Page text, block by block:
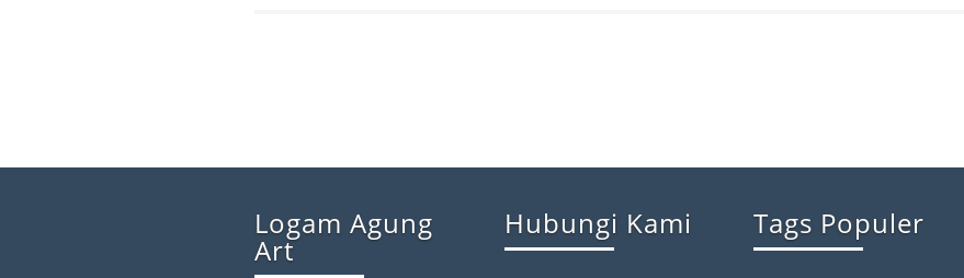
Logam Agung
Art
Hubungi Kami Tags Populer